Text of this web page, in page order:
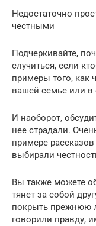
Недостаточно
честными
Подчеркивайте,
случиться, если
примеры того, как
вашей семье или в
И наоборот,
нее страдали.
примере
выбирали
Вы также можете
тянет за собой
покрыть прежнюю
говорили правду,